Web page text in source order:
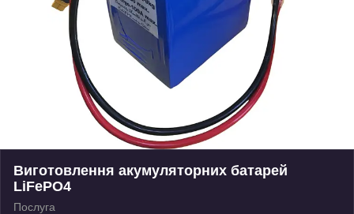
Виготовлення акумуляторних батарей
LiFePO4
Послуга